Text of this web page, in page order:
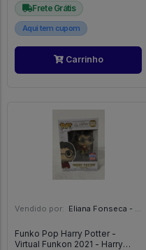
Frete Grátis
Aqui tem cupom
Carrinho
Vendido por: Eliana Fonseca - SP
Funko Pop Harry Potter -
Virtual Funkon 2021 - Harry